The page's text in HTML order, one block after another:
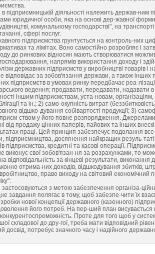
підприємницькій діяльності належить держав-
юридичної особи, яка на основі дер-жавної форми
комунальному господарстві", на
сфері послуг.
підприємства грунтується на контроль-них
та лімітах. Воно самостійно розробляє і
до ринкових відносин мають створюватися
напрямів використання доходу і
державних підприємств у виробництві товарів
відповідає за зобов'язання держави, а також інших
підприємств в умовах ринку передбачає реа-
ведення; продавати, передавати, надавати
іншим підприємствам, уста-новам,
та ін.; 2) само-окупність витрат
відшко-дування собівартості продукції; 3)
ством у його повне розпорядження.
від продажу цінних паперів, пайових та інших
праці. Цей принцип забезпечує подолання
підприємництва, досягнення найкращих резуль-
підприємства, кредитні та касові операції.
виконує свої зобов'язан-ня за розрахунками, то
відповідальність за кінцеві результати,
отрима-них доходів, відшкодування збитків,
право виходу на світовий економічний
застосовуються з метою забезпечення організа-
завдання полягає в тому, щоб забезпе-чити їх
нової концепції державного (казенного)
його потреб. На пер-ший план висувається
Проте для того щоб у
складової до дру-гої, треба мати відповідний
досвід, потребує значного часу і надійного